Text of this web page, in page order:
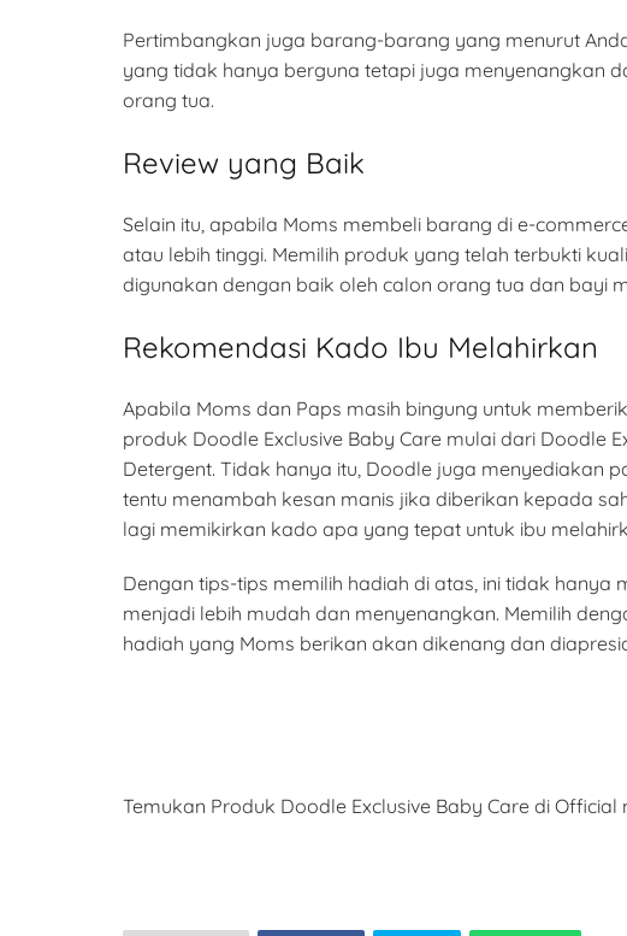
Pertimbangkan juga barang-barang yang menurut
yang tidak hanya berguna tetapi juga menyenangkan
orang tua.
Review yang Baik
Selain itu, apabila Moms membeli barang di e-
atau lebih tinggi. Memilih produk yang telah terbukti
digunakan dengan baik oleh calon orang tua dan bayi
Rekomendasi Kado Ibu Melahirkan
Apabila Moms dan Paps masih bingung untuk
produk Doodle Exclusive Baby Care mulai dari Doodle
Detergent. Tidak hanya itu, Doodle juga menyediakan
tentu menambah kesan manis jika diberikan kepada
lagi memikirkan kado apa yang tepat untuk ibu
Dengan tips-tips memilih hadiah di atas, ini tidak
menjadi lebih mudah dan menyenangkan. Memilih
hadiah yang Moms berikan akan dikenang dan
Temukan Produk Doodle Exclusive Baby Care di